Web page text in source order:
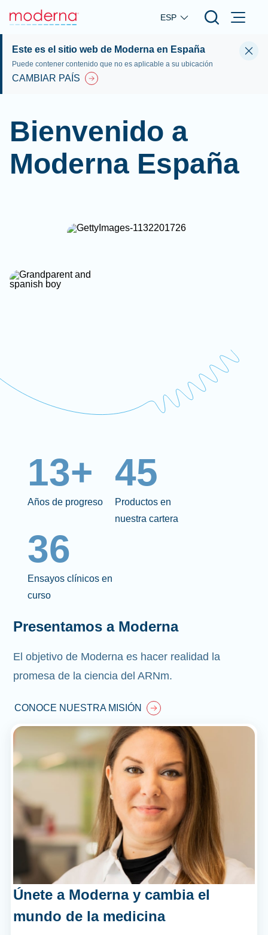
Skip to main content
ESP
Este es el sitio web de Moderna en España
Puede contener contenido que no es aplicable a su ubicación
CAMBIAR PAÍS
Bienvenido a
Moderna España
13+
Años de progreso
45
Productos en
nuestra cartera
36
Ensayos clínicos en
curso
Presentamos a Moderna
El objetivo de Moderna es hacer realidad la
promesa de la ciencia del ARNm.
CONOCE NUESTRA MISIÓN
Únete a Moderna y cambia el
mundo de la medicina